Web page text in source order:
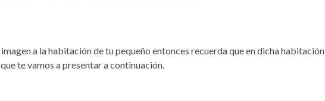
a la habitación de tu pequeño entonces recuerda que en dicha habitación
te vamos a presentar a continuación.